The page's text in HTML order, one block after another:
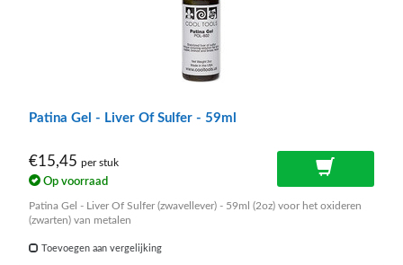
Patina Gel - Liver Of Sulfer - 59ml
€15,45 per stuk
Op voorraad
Patina Gel - Liver Of Sulfer (zwavellever) - 59ml (2oz) voor het oxideren
(zwarten) van metalen
Toevoegen aan vergelijking